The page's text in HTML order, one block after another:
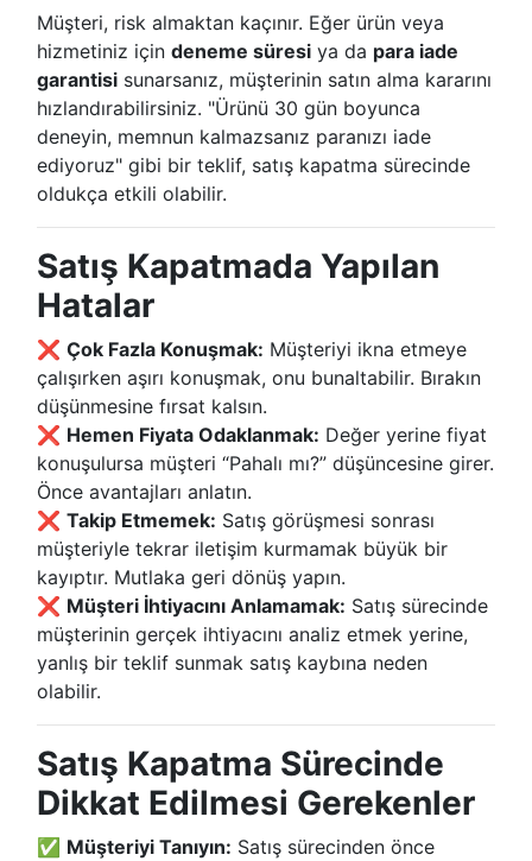
Müşteri, risk almaktan kaçınır. Eğer ürün veya
hizmetiniz için deneme süresi ya da para iade
garantisi sunarsanız, müşterinin satın alma kararını
hızlandırabilirsiniz. "Ürünü 30 gün boyunca
deneyin, memnun kalmazsanız paranızı iade
ediyoruz" gibi bir teklif, satış kapatma sürecinde
oldukça etkili olabilir.
Satış Kapatmada Yapılan
Hatalar
❌ Çok Fazla Konuşmak: Müşteriyi ikna etmeye
çalışırken aşırı konuşmak, onu bunaltabilir. Bırakın
düşünmesine fırsat kalsın.
❌ Hemen Fiyata Odaklanmak: Değer yerine fiyat
konuşulursa müşteri “Pahalı mı?” düşüncesine girer.
Önce avantajları anlatın.
❌ Takip Etmemek: Satış görüşmesi sonrası
müşteriyle tekrar iletişim kurmamak büyük bir
kayıptır. Mutlaka geri dönüş yapın.
❌ Müşteri İhtiyacını Anlamamak: Satış sürecinde
müşterinin gerçek ihtiyacını analiz etmek yerine,
yanlış bir teklif sunmak satış kaybına neden
olabilir.
Satış Kapatma Sürecinde
Dikkat Edilmesi Gerekenler
✅ Müşteriyi Tanıyın: Satış sürecinden önce